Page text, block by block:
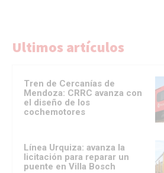
Ultimos artículos
Tren de Cercanías de
Mendoza: CRRC avanza con
el diseño de los
cochemotores
Línea Urquiza: avanza la
licitación para reparar un
puente en Villa Bosch